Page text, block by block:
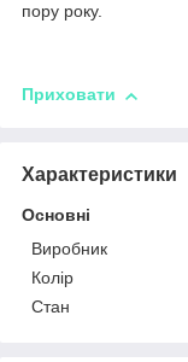
пору року.
Приховати
Характеристики
Основні
Виробник
Колір
Стан